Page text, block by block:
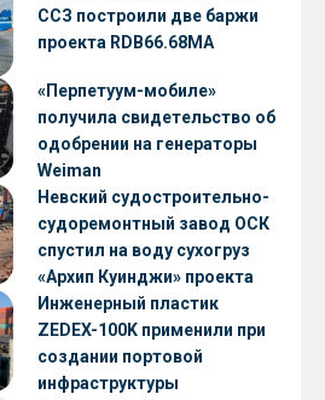
ССЗ построили две баржи
проекта RDB66.68МА
«Перпетуум-мобиле»
получила свидетельство об
одобрении на генераторы
Weiman
Невский судостроительно-
судоремонтный завод ОСК
спустил на воду сухогруз
«Архип Куинджи» проекта
RSD59
Инженерный пластик
ZEDEX-100K применили при
создании портовой
инфраструктуры